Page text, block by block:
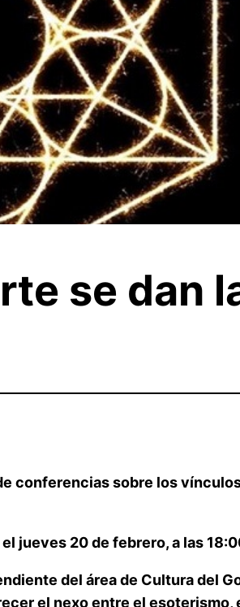
se dan
conferencias sobre los
jueves 20 de febrero, a las
del área de Cultura del
el nexo entre el